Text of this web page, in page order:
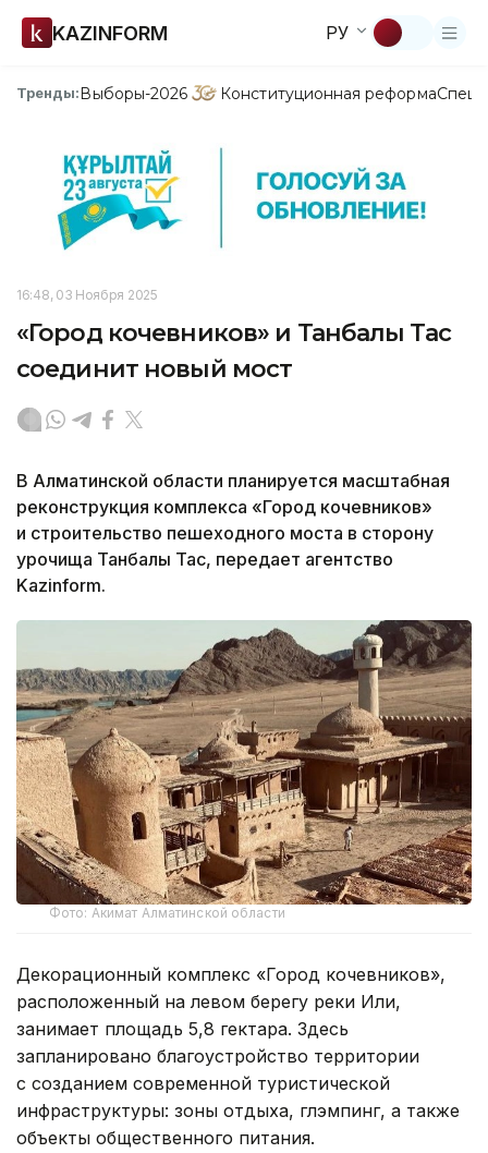
KAZINFORM РУ
Тренды:Выборы-2026 Конституционная реформа
16:48, 03 Ноября 2025
«Город кочевников» и Танбалы Тас
соединит новый мост
В Алматинской области планируется масштабная
реконструкция комплекса «Город кочевников»
и строительство пешеходного моста в сторону
урочища Танбалы Тас, передает агентство
Kazinform.
Фото: Акимат Алматинской области
Декорационный комплекс «Город кочевников»,
расположенный на левом берегу реки Или,
занимает площадь 5,8 гектара. Здесь
запланировано благоустройство территории
с созданием современной туристической
инфраструктуры: зоны отдыха, глэмпинг, а также
объекты общественного питания.